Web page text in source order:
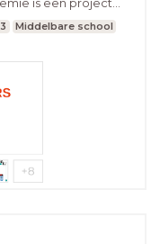
Nijmegen. Binnen
die direct in te
eerst de lessen in
kun je één of
Middelbare school